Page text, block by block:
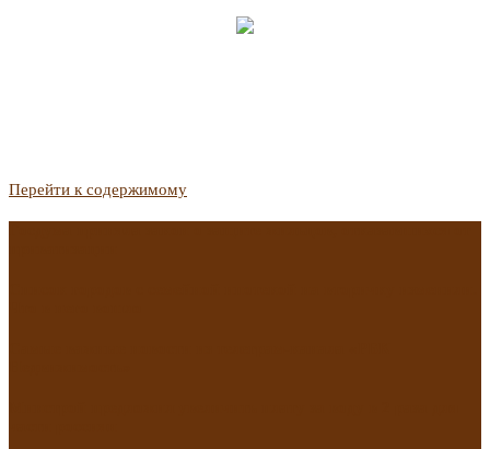
Перейти к содержимому